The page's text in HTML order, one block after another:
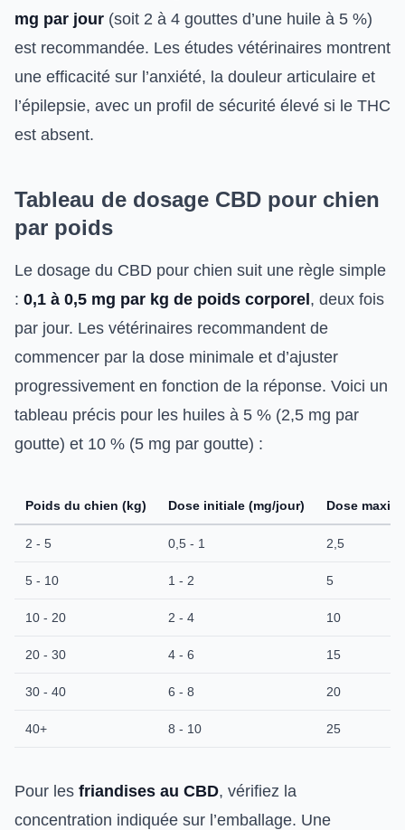
mg par jour (soit 2 à 4 gouttes d’une huile à 5 %)
est recommandée. Les études vétérinaires montrent
une efficacité sur l’anxiété, la douleur articulaire et
l’épilepsie, avec un profil de sécurité élevé si le THC
est absent.
Tableau de dosage CBD pour chien
par poids
Le dosage du CBD pour chien suit une règle simple
: 0,1 à 0,5 mg par kg de poids corporel , deux fois
par jour. Les vétérinaires recommandent de
commencer par la dose minimale et d’ajuster
progressivement en fonction de la réponse. Voici un
tableau précis pour les huiles à 5 % (2,5 mg par
goutte) et 10 % (5 mg par goutte) :
Poids du chien (kg) Dose initiale (mg/jour) Dose
2 - 5 0,5 - 1 2,5
5 - 10 1 - 2 5
10 - 20 2 - 4 10
20 - 30 4 - 6 15
30 - 40 6 - 8 20
40+ 8 - 10 25
Pour les friandises au CBD, vérifiez la
concentration indiquée sur l’emballage. Une